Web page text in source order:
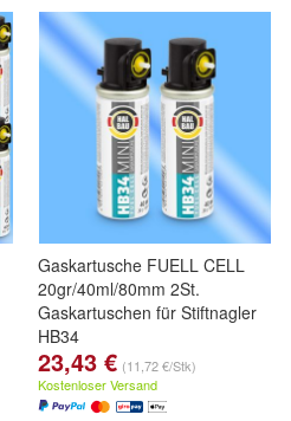
Gaskartusche FUELL CELL
20gr/40ml/80mm 2St.
Gaskartuschen für Stiftnagler
HB34
23,43 € (11,72 €/Stk)
Kostenloser Versand